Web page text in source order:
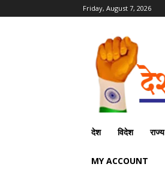
Friday, August 7, 2026
देश विदेश राज्य
MY ACCOUNT